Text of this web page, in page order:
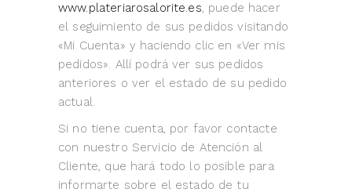
www.plateriarosalorite.es, puede hacer
el seguimiento de sus pedidos visitando
«Mi Cuenta» y haciendo clic en «Ver mis
pedidos». Allí podrá ver sus pedidos
anteriores o ver el estado de su pedido
actual.
Si no tiene cuenta, por favor contacte
con nuestro Servicio de Atención al
Cliente, que hará todo lo posible para
informarte sobre el estado de tu